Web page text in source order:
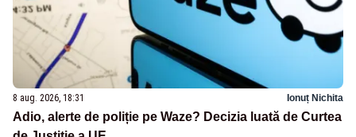
8 aug. 2026, 18:31 Ionuț Nichita
Adio, alerte de poliție pe Waze? Decizia luată de Curtea